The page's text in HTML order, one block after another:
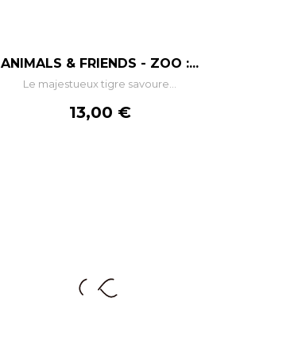
ANIMALS & FRIENDS - ZOO :...
Le majestueux tigre savoure...
Prix
13,00 €
– +